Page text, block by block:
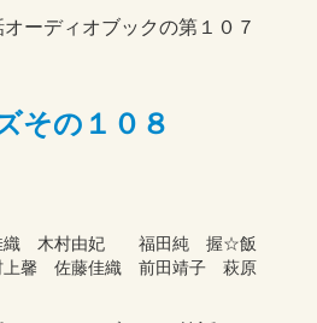
ーディオブックの第１０７
その１０８
織 木村由妃 福田純 握☆飯
馨 佐藤佳織 前田靖子 萩原